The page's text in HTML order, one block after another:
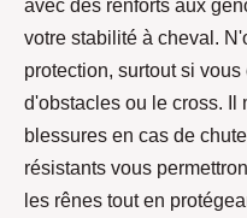
avec des renforts aux
votre stabilité à cheval.
protection, surtout si
d'obstacles ou le cross. Il
blessures en cas de
résistants vous
les rênes tout en